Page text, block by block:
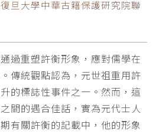
旦大學中華古籍保護研究院聯
過重塑許衡形象，應對儒學在
傳統觀點認為，元世祖重用許
的標誌性事件之一。然而，這
間的遇合佳話，實為元代士人
有關許衡的記載中，他的形象